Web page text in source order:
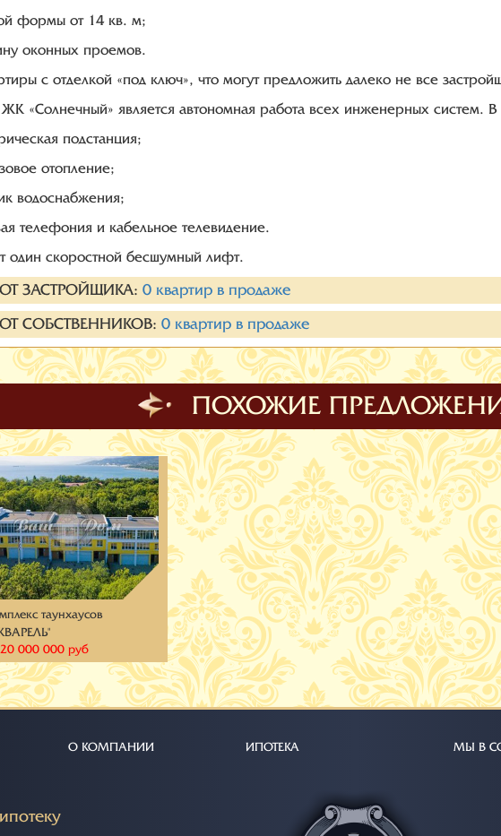
формы от 14 кв. м;
оконных проемов.
с отделкой «под ключ», что могут предложить далеко не все
«Солнечный» является автономная работа всех инженерных систем. В
подстанция;
отопление;
водоснабжения;
и кабельное телевидение.
один скоростной бесшумный лифт.
ЗАСТРОЙЩИКА:0 квартир в продаже
СОБСТВЕННИКОВ:0 квартир в продаже
ПОХОЖИЕ
таунхаусов
20 000 000 руб
О КОМПАНИИ ИПОТЕКА МЫ В